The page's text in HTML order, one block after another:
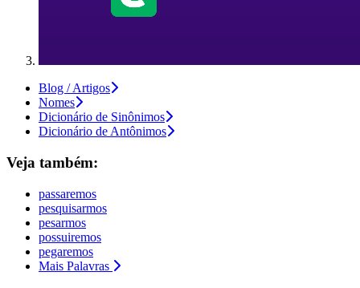
Blog / Artigos
Nomes
Dicionário de Sinônimos
Dicionário de Antônimos
Veja também:
passaremos
pesquisarmos
pesarmos
possuiremos
pegaremos
Mais Palavras